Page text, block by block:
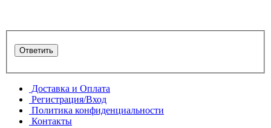
Доставка и Оплата
Регистрация/Вход
Политика конфиденциальности
Контакты